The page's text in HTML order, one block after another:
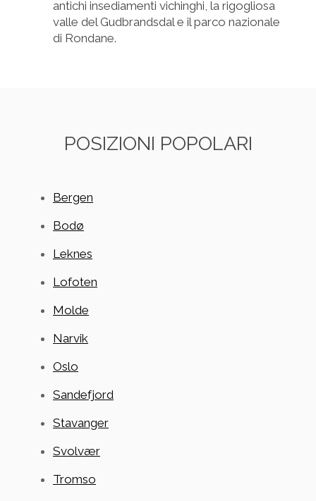
antichi insediamenti vichinghi, la rigogliosa
valle del Gudbrandsdal e il parco nazionale
di Rondane.
POSIZIONI POPOLARI
Bergen
Bodø
Leknes
Lofoten
Molde
Narvik
Oslo
Sandefjord
Stavanger
Svolvær
Tromso